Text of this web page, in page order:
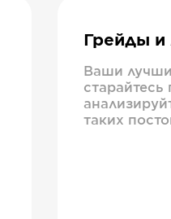
Грейды
Ваши
старайтесь
таких